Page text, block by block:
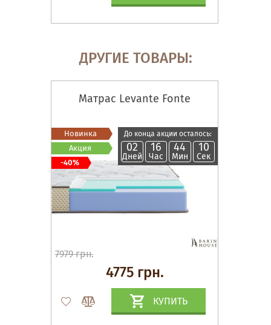
ДРУГИЕ ТОВАРЫ:
Матрас Levante Fonte
До конца акции осталось:
02
Дней
16
Час
44
Мин
09
Сек
7979 грн.
4775 грн.
КУПИТЬ
Новинка
Акция
-40%